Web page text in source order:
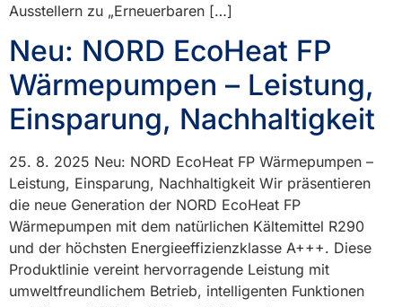
Ausstellern zu „Erneuerbaren […]
Neu: NORD EcoHeat FP
Wärmepumpen – Leistung,
Einsparung, Nachhaltigkeit
25. 8. 2025 Neu: NORD EcoHeat FP Wärmepumpen –
Leistung, Einsparung, Nachhaltigkeit Wir präsentieren
die neue Generation der NORD EcoHeat FP
Wärmepumpen mit dem natürlichen Kältemittel R290
und der höchsten Energieeffizienzklasse A+++. Diese
Produktlinie vereint hervorragende Leistung mit
umweltfreundlichem Betrieb, intelligenten Funktionen